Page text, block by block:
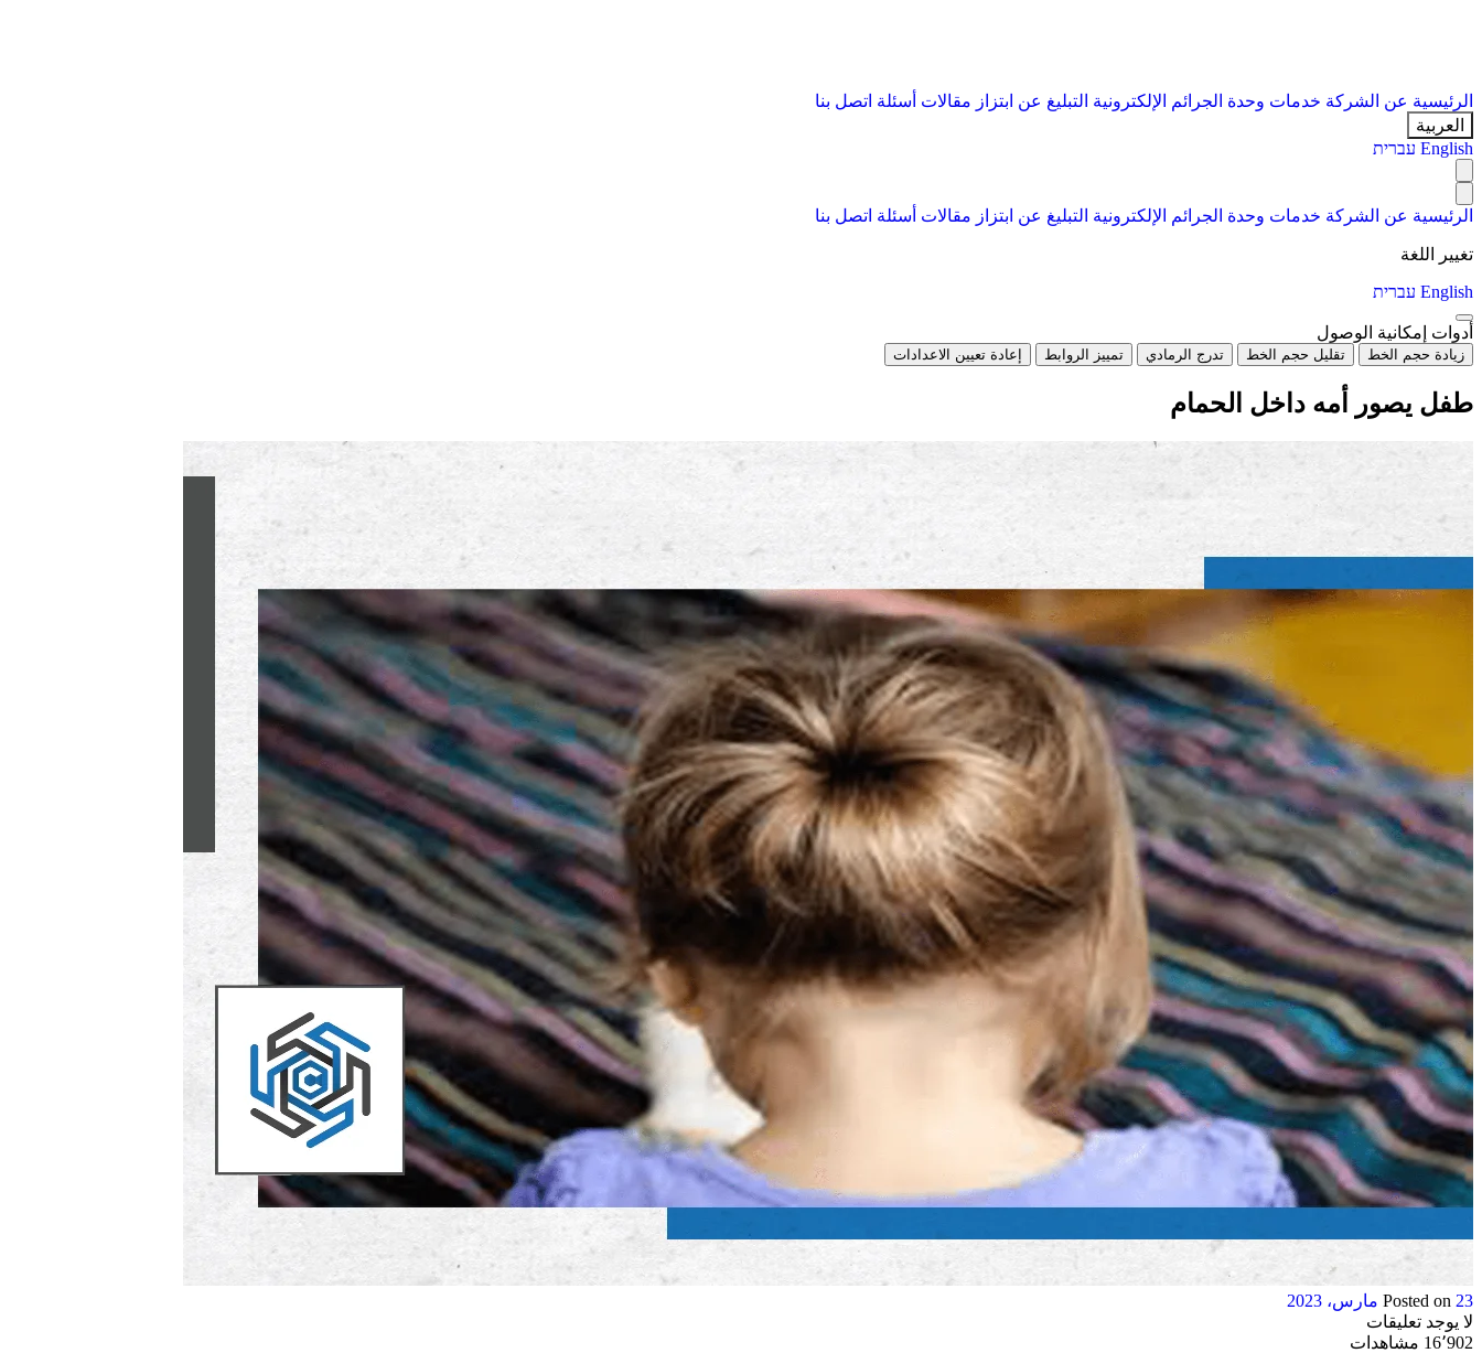
الرئيسية عن الشركة خدمات وحدة الجرائم الإلكترونية التبليغ عن ابتزاز مقالات أسئلة اتصل بنا
العربية
English עברית
الرئيسية عن الشركة خدمات وحدة الجرائم الإلكترونية التبليغ عن ابتزاز مقالات أسئلة اتصل بنا
تغيير اللغة
English עברית
أدوات إمكانية الوصول
زيادة حجم الخط تقليل حجم الخط تدرج الرمادي تمييز الروابط إعادة تعيين الاعدادات
طفل يصور أمه داخل الحمام
Posted on 23 مارس، 2023
لا يوجد تعليقات
16٬902 مشاهدات